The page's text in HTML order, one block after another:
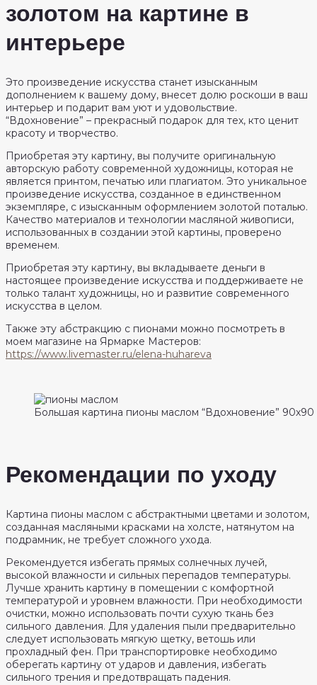
золотом на картине в
интерьере
Это произведение искусства станет изысканным
дополнением к вашему дому, внесет долю роскоши в ваш
интерьер и подарит вам уют и удовольствие.
“Вдохновение” – прекрасный подарок для тех, кто ценит
красоту и творчество.
Приобретая эту картину, вы получите оригинальную
авторскую работу современной художницы, которая не
является принтом, печатью или плагиатом. Это уникальное
произведение искусства, созданное в единственном
экземпляре, с изысканным оформлением золотой поталью.
Качество материалов и технологии масляной живописи,
использованных в создании этой картины, проверено
временем.
Приобретая эту картину, вы вкладываете деньги в
настоящее произведение искусства и поддерживаете не
только талант художницы, но и развитие современного
искусства в целом.
Также эту абстракцию с пионами можно посмотреть в
моем магазине на Ярмарке Мастеров:
https://www.livemaster.ru/elena-huhareva
Большая картина пионы маслом “Вдохновение” 90х90
Рекомендации по уходу
Картина пионы маслом с абстрактными цветами и золотом,
созданная масляными красками на холсте, натянутом на
подрамник, не требует сложного ухода.
Рекомендуется избегать прямых солнечных лучей,
высокой влажности и сильных перепадов температуры.
Лучше хранить картину в помещении с комфортной
температурой и уровнем влажности. При необходимости
очистки, можно использовать почти сухую ткань без
сильного давления. Для удаления пыли предварительно
следует использовать мягкую щетку, ветошь или
прохладный фен. При транспортировке необходимо
оберегать картину от ударов и давления, избегать
сильного трения и предотвращать падения.